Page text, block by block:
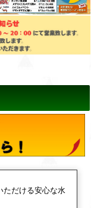
ただける安心な水